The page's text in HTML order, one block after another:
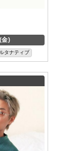
金)
タナティブ